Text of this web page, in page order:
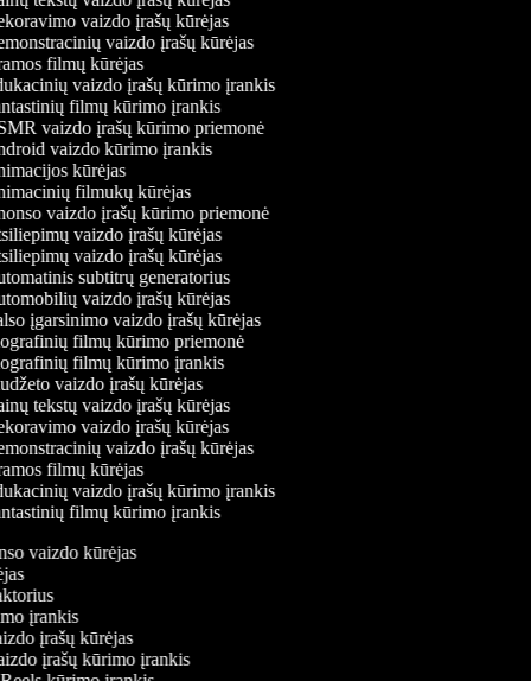
vaizdo įrašų kūrėjas
vaizdo įrašų kūrėjas
filmų kūrėjas
vaizdo įrašų kūrimo įrankis
filmų kūrimo įrankis
vaizdo įrašų kūrimo priemonė
vaizdo kūrimo įrankis
kūrėjas
filmukų kūrėjas
vaizdo įrašų kūrimo priemonė
vaizdo įrašų kūrėjas
vaizdo įrašų kūrėjas
subtitrų generatorius
vaizdo įrašų kūrėjas
įgarsinimo vaizdo įrašų kūrėjas
filmų kūrimo priemonė
filmų kūrimo įrankis
vaizdo įrašų kūrėjas
tekstų vaizdo įrašų kūrėjas
vaizdo įrašų kūrėjas
vaizdo įrašų kūrėjas
filmų kūrėjas
vaizdo įrašų kūrimo įrankis
filmų kūrimo įrankis
vaizdo kūrėjas
įrankis
įrašų kūrėjas
įrašų kūrimo įrankis